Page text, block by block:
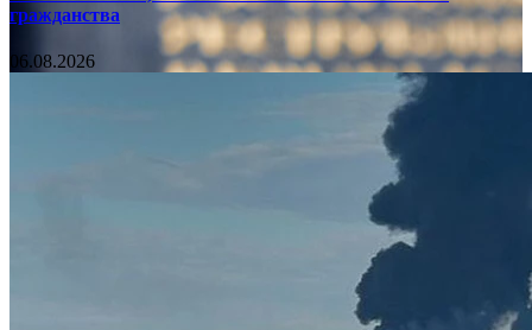
гражданства
06.08.2026